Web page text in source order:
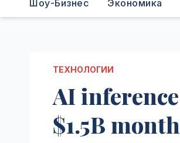
Шоу-Бизнес Экономика
ТЕХНОЛОГИИ
AI
$1.5B